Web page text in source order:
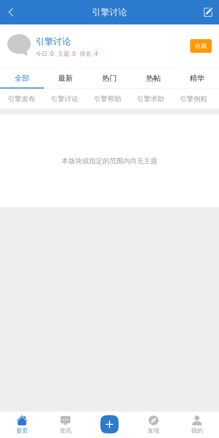
引擎讨论
收藏
引擎讨论
今日: 0 主题: 0 排名: 4
全部 最新 热门 热帖 精华
引擎发布 引擎讨论 引擎帮助 引擎求助 引擎例程
本版块或指定的范围内尚无主题
首页 资讯 发现 我的